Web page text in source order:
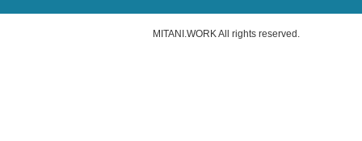
MITANI.WORKAll rights reserved.